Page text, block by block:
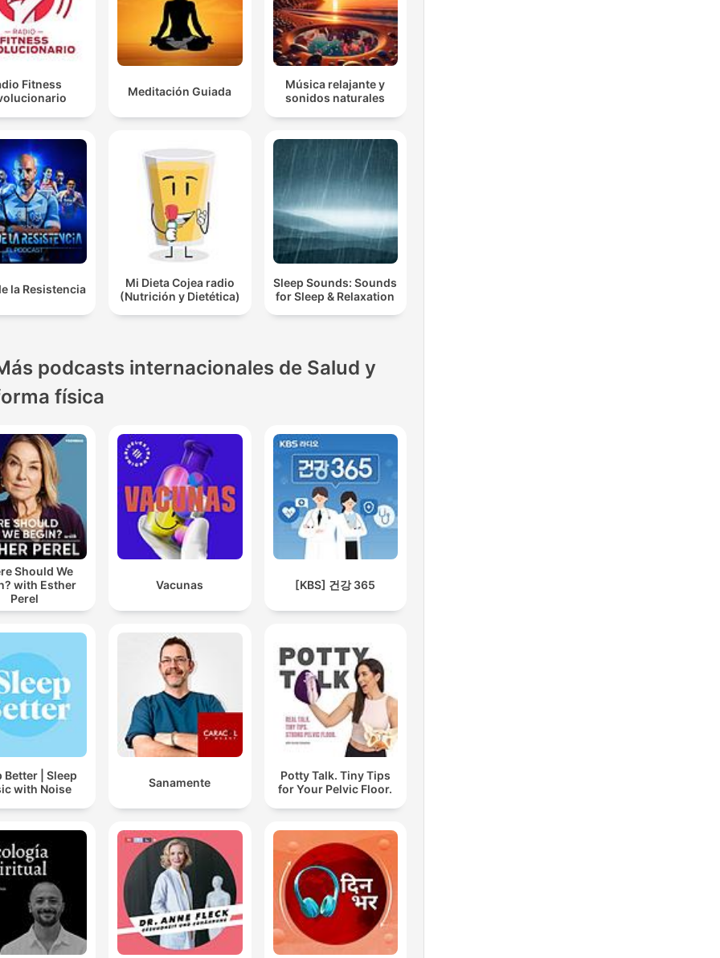
Fitness
Meditación Guiada
Música relajante y
sonidos naturales
la Resistencia
Mi Dieta Cojea radio
(Nutrición y Dietética)
Sleep Sounds: Sounds
for Sleep & Relaxation
podcasts internacionales de Salud y
física
Should We
with Esther
Perel
Vacunas [KBS] 건강 365
Better | Sleep
with Noise
Sanamente
Potty Talk. Tiny Tips
for Your Pelvic Floor.